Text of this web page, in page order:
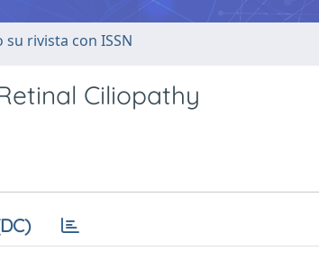
su rivista con ISSN
Ciliopathy